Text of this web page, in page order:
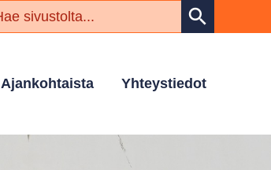
search
Ajankohtaista Yhteystiedot